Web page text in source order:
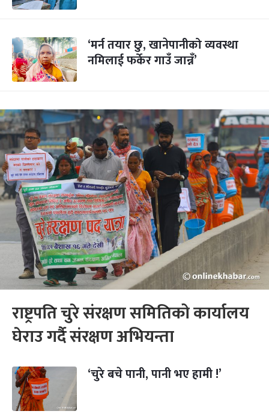
‘मर्न तयार छु, खानेपानीको व्यवस्था
नमिलाई फर्केर गाउँ जान्नँ’
राष्ट्रपति चुरे संरक्षण समितिको कार्यालय
घेराउ गर्दै संरक्षण अभियन्ता
‘चुरे बचे पानी, पानी भए हामी !’